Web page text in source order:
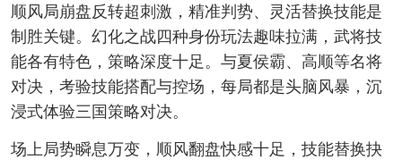
顺风局崩盘反转超刺激，精准判势、灵活替换技能是
制胜关键。幻化之战四种身份玩法趣味拉满，武将技
能各有特色，策略深度十足。与夏侯霸、高顺等名将
对决，考验技能搭配与控场，每局都是头脑风暴，沉
浸式体验三国策略对决。
场上局势瞬息万变，顺风翻盘快感十足，技能替换抉